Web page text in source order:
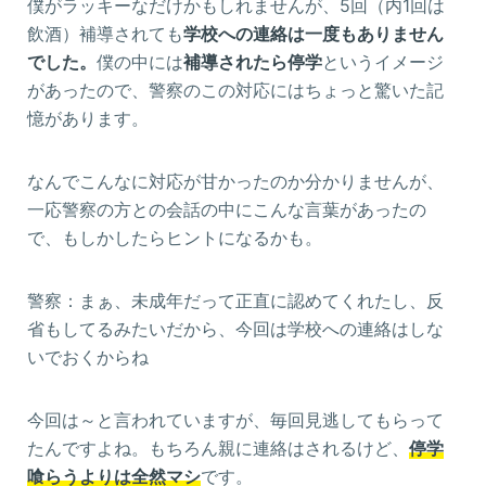
僕がラッキーなだけかもしれませんが、5回（内1回は
飲酒）補導されても学校への連絡は一度もありません
でした。 僕の中には補導されたら停学というイメージ
があったので、警察のこの対応にはちょっと驚いた記
憶があります。
なんでこんなに対応が甘かったのか分かりませんが、
一応警察の方との会話の中にこんな言葉があったの
で、もしかしたらヒントになるかも。
警察：まぁ、未成年だって正直に認めてくれたし、反
省もしてるみたいだから、今回は学校への連絡はしな
いでおくからね
今回は～と言われていますが、毎回見逃してもらって
たんですよね。もちろん親に連絡はされるけど、 停学
喰らうよりは全然マシです。